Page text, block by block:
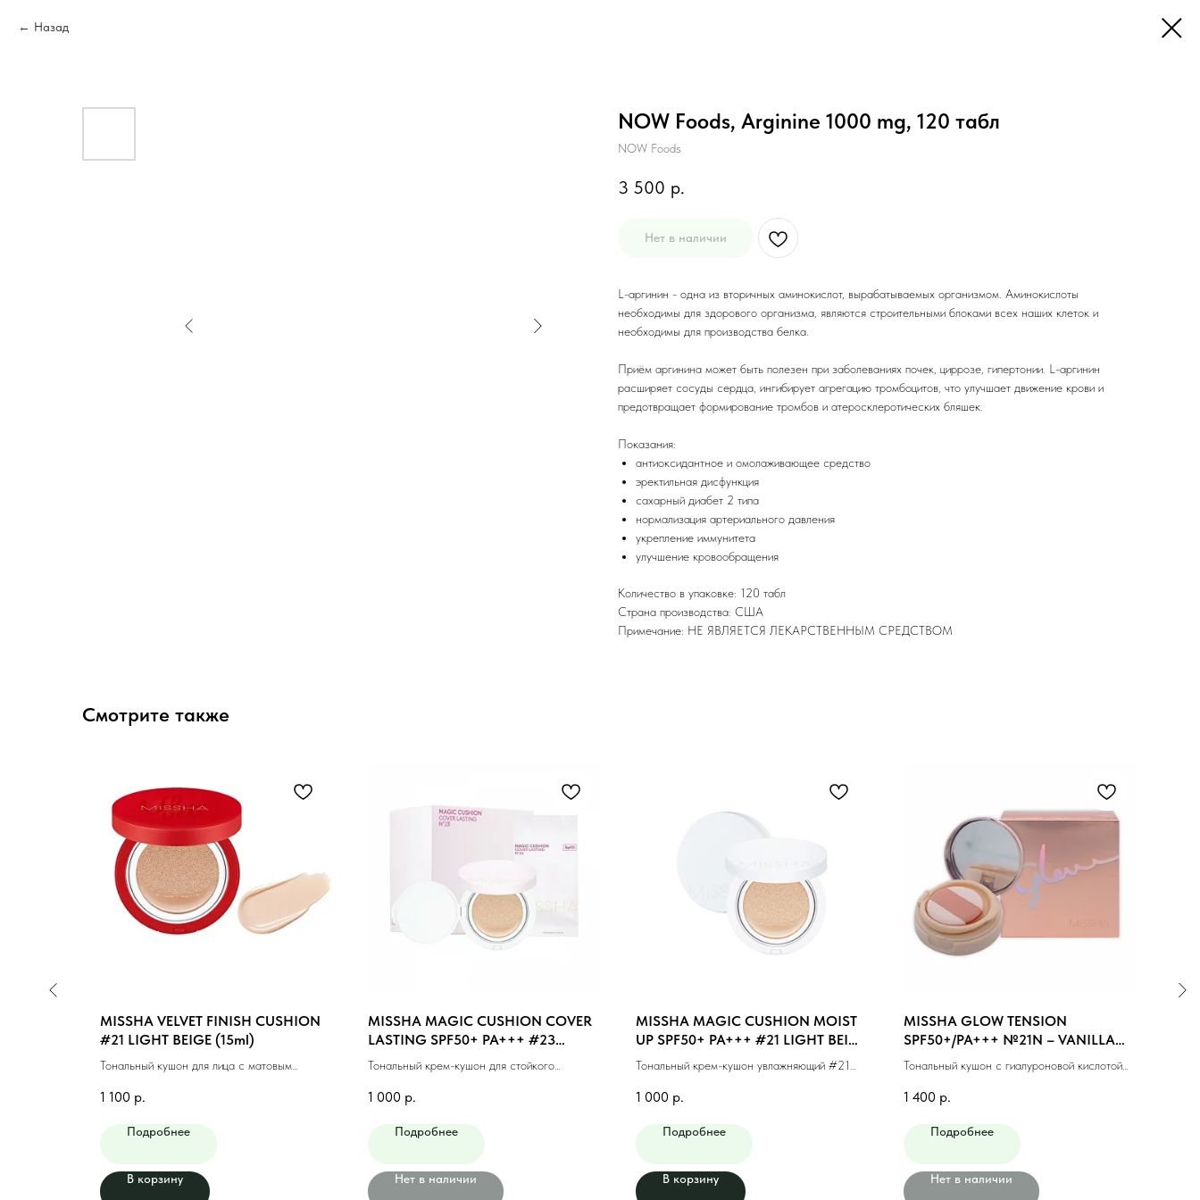
Назад
NOW Foods, Arginine 1000 mg, 120 табл
NOW Foods
3 500 р.
Нет в наличии
L-аргинин - одна из вторичных аминокислот, вырабатываемых организмом. Аминокислоты
необходимы для здорового организма, являются строительными блоками всех наших клеток и
необходимы для производства белка.
Приём аргинина может быть полезен при заболеваниях почек, циррозе, гипертонии. L-аргинин
расширяет сосуды сердца, ингибирует агрегацию тромбоцитов, что улучшает движение крови и
предотвращает формирование тромбов и атеросклеротических бляшек.
Показания:
антиоксидантное и омолаживающее средство
эректильная дисфункция
сахарный диабет 2 типа
нормализация артериального давления
укрепление иммунитета
улучшение кровообращения
Количество в упаковке: 120 табл
Страна производства: США
Примечание: НЕ ЯВЛЯЕТСЯ ЛЕКАРСТВЕННЫМ СРЕДСТВОМ
Смотрите также
MISSHA VELVET FINISH CUSHION
#21 LIGHT BEIGE (15ml)
Тональный кушон для лица с матовым
1 100 р.
Подробнее
В корзину
MISSHA MAGIC CUSHION COVER
LASTING SPF50+ PA+++ #23
MEDIUM BEIGE (15ml)
Тональный крем-кушон для стойкого
1 000 р.
Подробнее
Нет в наличии
MISSHA MAGIC CUSHION MOIST
UP SPF50+ PA+++ #21 LIGHT BEIGE
(15g)
Тональный крем-кушон увлажняющий #21
1 000 р.
Подробнее
В корзину
MISSHA GLOW TENSION
SPF50+/PA+++ №21N – VANILLA
(NEUTRAL) (15gr)
Тональный кушон с гиалуроновой кислотой
1 400 р.
Подробнее
Нет в наличии